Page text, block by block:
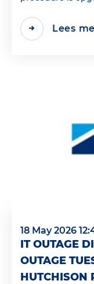
Lees
18 May 2026
IT OUTAGE
OUTAGE
HUTCHISON